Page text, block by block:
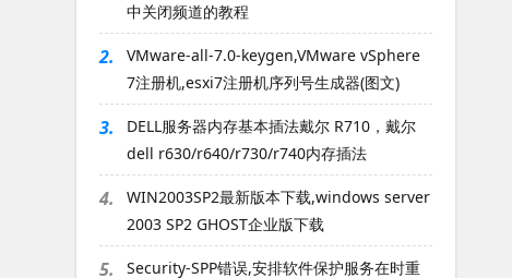
中关闭频道的教程
2.
VMware-all-7.0-keygen,VMware vSphere
7注册机,esxi7注册机序列号生成器(图文)
3.
DELL服务器内存基本插法戴尔 R710，戴尔
dell r630/r640/r730/r740内存插法
4.
WIN2003SP2最新版本下载,windows server
2003 SP2 GHOST企业版下载
5. Security-SPP错误,安排软件保护服务在时重